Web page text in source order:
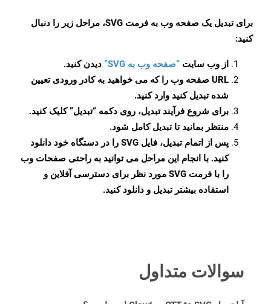
برای تبدیل یک صفحه وب به فرمت SVG، مراحل زیر را دنبال
کنید:
از وب سایت “صفحه وب به SVG”
دیدن کنید.
URL صفحه وب را که می خواهید به کادر ورودی تعیین
شده تبدیل کنید وارد کنید.
برای شروع فرآیند تبدیل، روی دکمه “تبدیل” کلیک کنید.
منتظر بمانید تا تبدیل کامل شود.
پس از اتمام تبدیل، فایل SVG را در دستگاه خود دانلود
کنید. با انجام این مراحل می توانید به راحتی صفحات وب
را با فرمت SVG مورد نظر برای دسترسی آفلاین و
استفاده بیشتر تبدیل و دانلود کنید.
سوالات متداول